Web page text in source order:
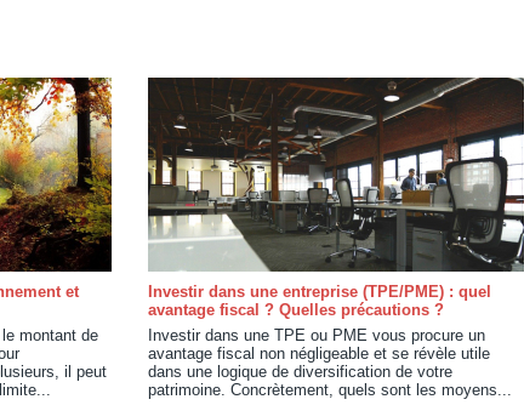
et
montant de
il peut
Investir dans une entreprise (TPE/PME) : quel
avantage fiscal ? Quelles précautions ?
Investir dans une TPE ou PME vous procure un
avantage fiscal non négligeable et se révèle utile
dans une logique de diversification de votre
patrimoine. Concrètement, quels sont les moyens...